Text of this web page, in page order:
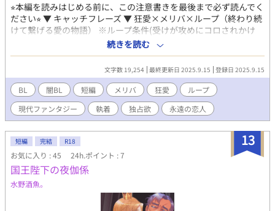
⭐︎本編を読みはじめる前に、この注意書きを最後まで必ず読んでく
ださい⭐︎ ▼ キャッチフレーズ ▼ 狂愛×メリバ×ループ（終わり続
けて繋げる愛の物語） ※ループ条件(受けが攻めにコロされかけ
る) ※死ネタじゃない。個人的にはハピエンだと思っているけど、
人によっては微妙？バドエンかもなのでメリバにしてる。 ※闇
BL。シリアス。ある意味では病みBL。見ようによっては切ない。
※お互い愛しすぎておかしくなってる人たちしかいない。 ※実際
の浮気は無いけどお互い勘違いしている描写あり。 ※当作品はフ
ィクションであり、現代ファンタジーです。実在の人物・出来
事・名称・年号を含め一切関係ございません。全てが空想上の創
作物であり、行為においても増長促進させるものでもございませ
んので予めご理解くださいませ。ファンタジーです！苦手な人は
無理して読まずに回れ右してくださいね！！！ 【あらすじ】 4年
付き合っている彼氏である優斗に浮気を疑われた昴は〝永遠の恋
人〟と呼ばれた事件になぞらえて、情事中に繋がったまま無理心
中されそうになってしまう。 未遂に済んだものの、何故か昴は大
学生時代の8年前まで時を遡っていた。 何度も繰り返されるルー
プの先にあったのは、禁忌に触れる真実と、背徳に染まった狂愛
続きを読む
文字数 19,254 最終更新日 2025.9.15 登録日 2025.9.15
BL 闇BL 短編 メリバ 狂愛
ループ
現代ファンタジー
執着 独占欲 永遠の恋人
13
短編 完結 R18
お気に入り : 45 24h.ポイント : 7
国王陛下の夜伽係
水野酒魚。